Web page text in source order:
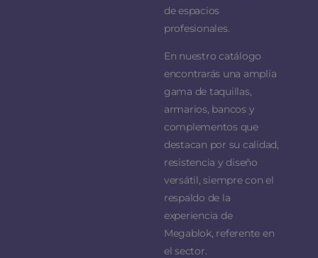
de espacios
profesionales.
En nuestro catálogo
encontrarás una amplia
gama de taquillas,
armarios, bancos y
complementos que
destacan por su calidad,
resistencia y diseño
versátil, siempre con el
respaldo de la
experiencia de
Megablok, referente en
el sector.